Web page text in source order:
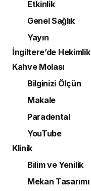
Etkinlik
Genel Sağlık
Yayın
İngiltere’de Hekimlik
Kahve Molası
Bilginizi Ölçün
Makale
Paradental
YouTube
Klinik
Bilim ve Yenilik
Mekan Tasarımı